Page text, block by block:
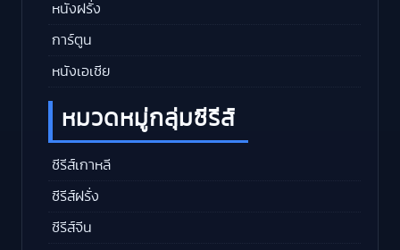
หนังฝรั่ง
การ์ตูน
หนังเอเชีย
หมวดหมู่กลุ่มซีรีส์
ซีรีส์เกาหลี
ซีรีส์ฝรั่ง
ซีรีส์จีน